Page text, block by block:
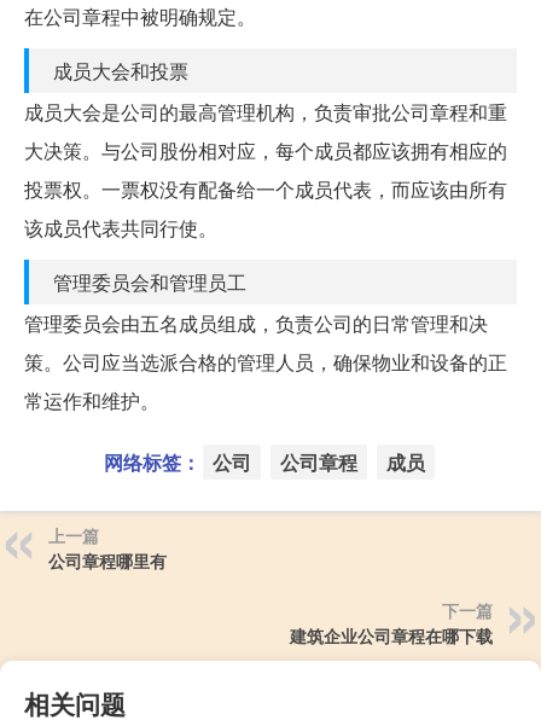
在公司章程中被明确规定。
成员大会和投票
成员大会是公司的最高管理机构，负责审批公司章程和重
大决策。与公司股份相对应，每个成员都应该拥有相应的
投票权。一票权没有配备给一个成员代表，而应该由所有
该成员代表共同行使。
管理委员会和管理员工
管理委员会由五名成员组成，负责公司的日常管理和决
策。公司应当选派合格的管理人员，确保物业和设备的正
常运作和维护。
网络标签： 公司 公司章程 成员
上一篇
公司章程哪里有
下一篇
建筑企业公司章程在哪下载
相关问题